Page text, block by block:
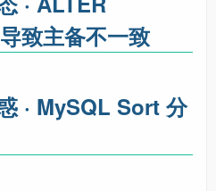
致主备不一致
· MySQL Sort 分